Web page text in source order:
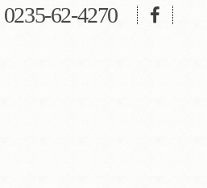
0235-62-4270